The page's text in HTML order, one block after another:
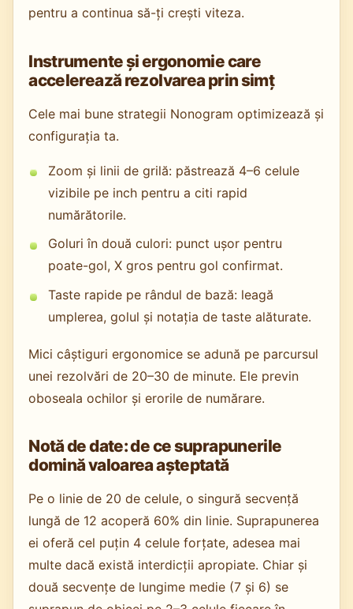
pentru a continua să-ți crești viteza.
Instrumente și ergonomie care
accelerează rezolvarea prin simț
Cele mai bune strategii Nonogram optimizează și
configurația ta.
Zoom și linii de grilă: păstrează 4–6 celule
vizibile pe inch pentru a citi rapid
numărătorile.
Goluri în două culori: punct ușor pentru
poate-gol, X gros pentru gol confirmat.
Taste rapide pe rândul de bază: leagă
umplerea, golul și notația de taste alăturate.
Mici câștiguri ergonomice se adună pe parcursul
unei rezolvări de 20–30 de minute. Ele previn
oboseala ochilor și erorile de numărare.
Notă de date: de ce suprapunerile
domină valoarea așteptată
Pe o linie de 20 de celule, o singură secvență
lungă de 12 acoperă 60% din linie. Suprapunerea
ei oferă cel puțin 4 celule forțate, adesea mai
multe dacă există interdicții apropiate. Chiar și
două secvențe de lungime medie (7 și 6) se